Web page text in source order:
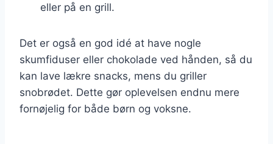
eller på en grill.
Det er også en god idé at have nogle
skumfiduser eller chokolade ved hånden, så du
kan lave lækre snacks, mens du griller
snobrødet. Dette gør oplevelsen endnu mere
fornøjelig for både børn og voksne.